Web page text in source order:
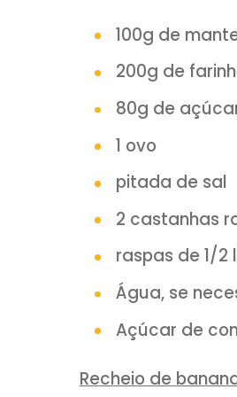
INGREDIENTES:
Massa:
100g de
200g de